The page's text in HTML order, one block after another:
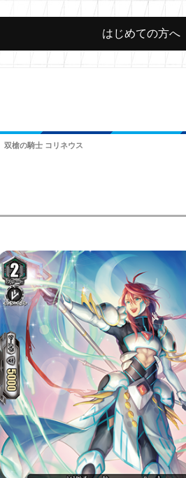
はじめての方へ
双槍の騎士 コリネウス